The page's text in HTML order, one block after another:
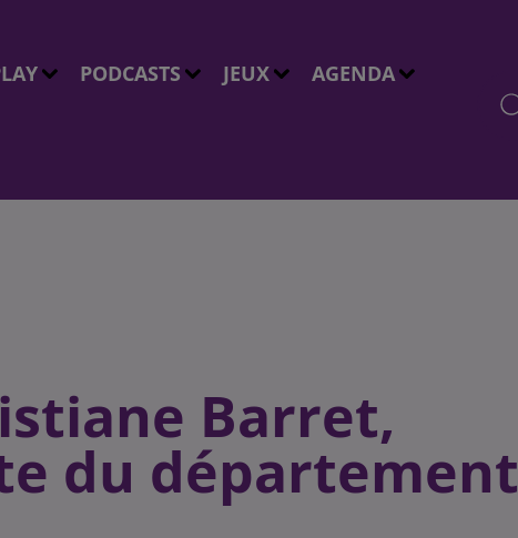
PODCASTS JEUX AGENDA
Barret,
du département